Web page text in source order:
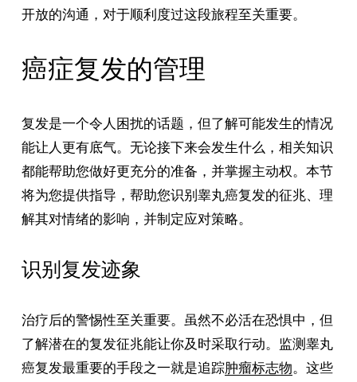
开放的沟通，对于顺利度过这段旅程至关重要。
癌症复发的管理
复发是一个令人困扰的话题，但了解可能发生的情况
能让人更有底气。无论接下来会发生什么，相关知识
都能帮助您做好更充分的准备，并掌握主动权。本节
将为您提供指导，帮助您识别睾丸癌复发的征兆、理
解其对情绪的影响，并制定应对策略。
识别复发迹象
治疗后的警惕性至关重要。虽然不必活在恐惧中，但
了解潜在的复发征兆能让你及时采取行动。监测睾丸
癌复发最重要的手段之一就是追踪肿瘤标志物。这些